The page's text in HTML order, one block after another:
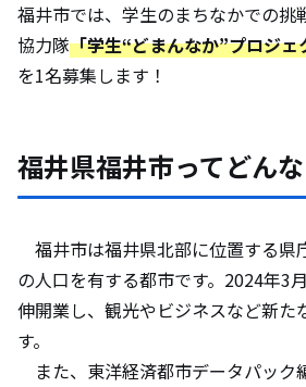
応募手続
福井市では、学生のまちなかでの挑
協力隊「学生“どまんなか”プロジェ
を1名募集します！
福井県福井市ってどん
福井市は福井県北部に位置する県
の人口を有する都市です。2024年3
伸開業し、観光やビジネスなど新た
す。
また、東洋経済都市データパック